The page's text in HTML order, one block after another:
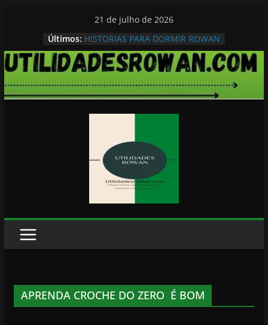
conteúdo
21 de julho de 2026
Últimos: HISTORIAS PARA DORMIR ROWAN
APRENDA CROCHE DO ZERO É BOM